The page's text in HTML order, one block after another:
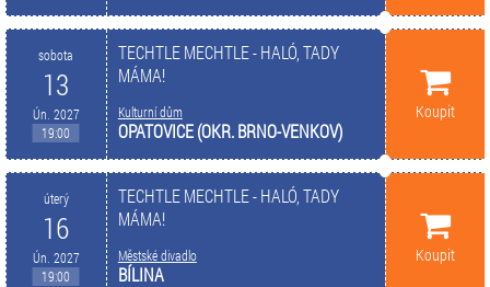
sobota
13
Ún. 2027
19:00
TECHTLE MECHTLE - HALÓ, TADY
MÁMA!
Kulturní dům
OPATOVICE (OKR. BRNO-VENKOV)
Koupit
úterý
16
Ún. 2027
19:00
TECHTLE MECHTLE - HALÓ, TADY
MÁMA!
Městské divadlo
BÍLINA
Koupit